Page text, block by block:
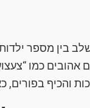
בין מספר
אהובים כמו
והכיף